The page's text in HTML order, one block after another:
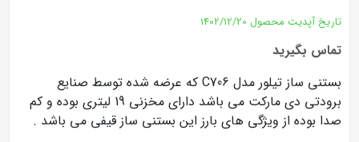
تاریخ آپدیت محصول 1402/12/20
تماس بگیرید
بستنی ساز تیلور مدل C706 که عرضه شده توسط صنایع
برودتی دی مارکت می باشد دارای مخزنی 19 لیتری بوده و کم
صدا بوده از ویژگی های بارز این بستنی ساز قیفی می باشد .